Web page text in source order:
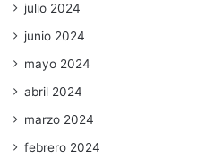
julio 2024
junio 2024
mayo 2024
abril 2024
marzo 2024
febrero 2024